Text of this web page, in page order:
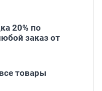
20% по
заказ от
товары